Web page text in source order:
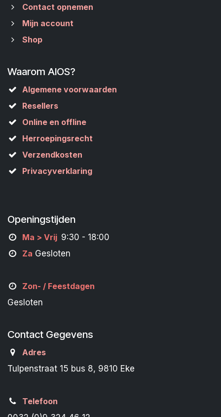
Contact opnemen
Mijn account
Shop
Waarom AIOS?
Algemene voorwaarden
Resellers
Online en offline
Herroepingsrecht
Verzendkosten
Privacyverklaring
Openingstijden
Ma > Vrij 9:30 - 18:00
Za Gesloten
Zon- / Feestdagen
Gesloten
Contact Gegevens
Adres
Tulpenstraat 15 bus 8, 9810 Eke
Telefoon